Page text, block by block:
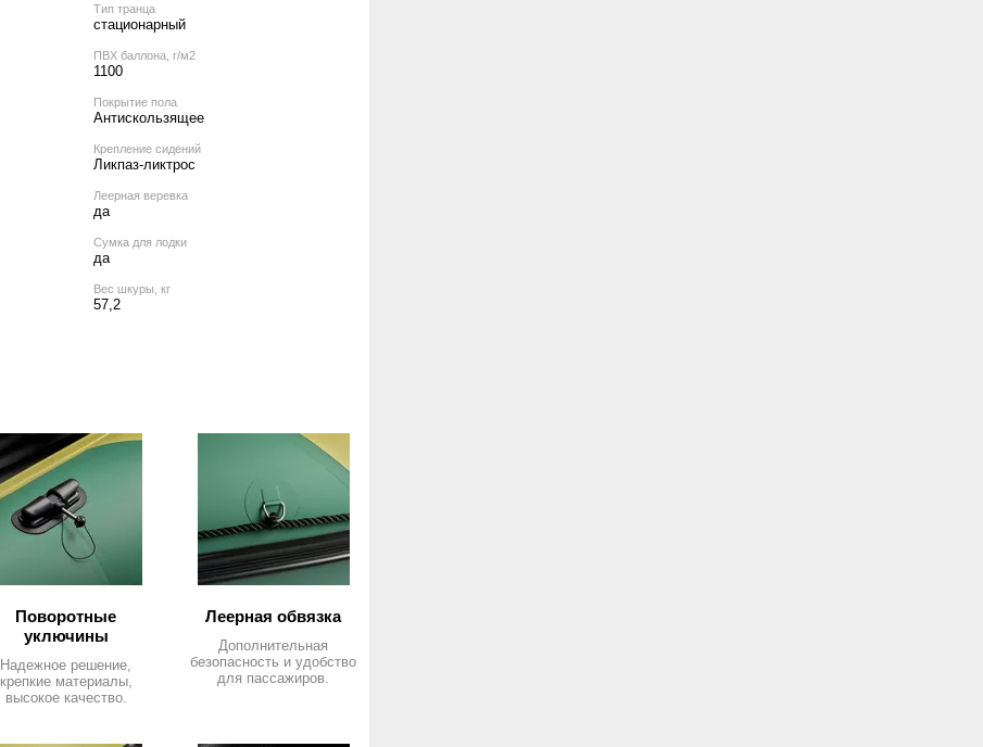
Тип транца
стационарный
ПВХ баллона, г/м2
1100
Покрытие пола
Антискользящее
Крепление сидений
Ликпаз-ликтрос
Леерная веревка
да
Сумка для лодки
да
Вес шкуры, кг
57,2
Поворотные
уключины
Надежное решение,
крепкие материалы,
высокое качество.
Леерная обвязка
Дополнительная
безопасность и удобство
для пассажиров.